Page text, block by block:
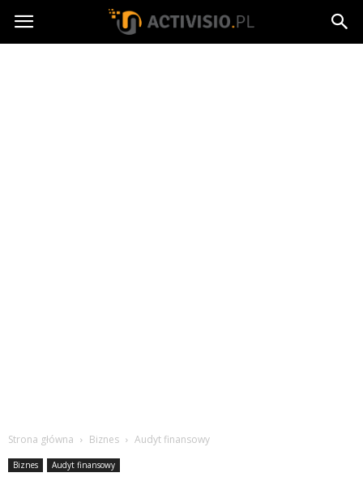
Activisio.pl
Strona główna Biznes Audyt finansowy
Biznes Audyt finansowy